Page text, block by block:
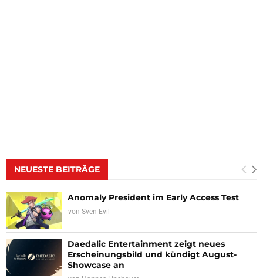
NEUESTE BEITRÄGE
Anomaly President im Early Access Test
von Sven Evil
Daedalic Entertainment zeigt neues
Erscheinungsbild und kündigt August-
Showcase an